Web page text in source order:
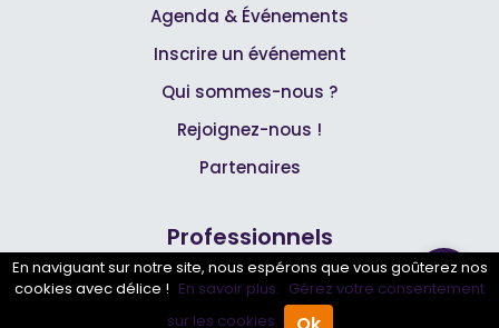
Agenda & Événements
Inscrire un événement
Qui sommes-nous ?
Rejoignez-nous !
Partenaires
Professionnels
Annuaire pro
En naviguant sur notre site, nous espérons que vous goûterez nos
cookies avec délice ! En savoir plus. Gérez votre consentement
sur les cookies.